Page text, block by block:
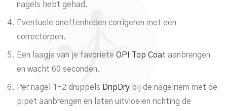
nagels hebt gehad.
Eventuele oneffenheden corrigeren met een
correctorpen.
Een laagje van je favorieteOPI Top Coat aanbrengen
en wacht 60 seconden.
Per nagel 1-2 druppels DripDry bij de nagelriem met de
pipet aanbrengen en laten uitvloeien richting de